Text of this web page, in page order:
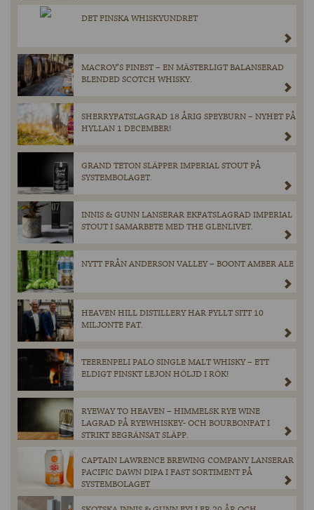
DET FINSKA WHISKYUNDRET
MACROY’S FINEST – EN MÄSTERLIGT BALANSERAD
BLENDED SCOTCH WHISKY.
SHERRYFATSLAGRAD 18 ÅRIG SPEYBURN – NYHET PÅ
HYLLAN 1 DECEMBER!
GRAND TETON SLÄPPER IMPERIAL STOUT PÅ
SYSTEMBOLAGET.
INNIS & GUNN LANSERAR EKFATSLAGRAD IMPERIAL
STOUT I SAMARBETE MED THE GLENLIVET.
NYTT FRÅN ANDERSON VALLEY – BOONT AMBER ALE
HEAVEN HILL DISTILLERY HAR FYLLT SITT 10
MILJONTE FAT.
TEERENPELI PALO SINGLE MALT WHISKY – ETT
ELDIGT FINSKT LEJON HÖLJD I RÖK!
RYEWAY TO HEAVEN – HIMMELSK RYE WINE
LAGRAD PÅ RYEWHISKEY- OCH BOURBONFAT I
STRIKT BEGRÄNSAT SLÄPP.
CAPTAIN LAWRENCE BREWING COMPANY LANSERAR
PACIFIC DAWN DIPA I FAST SORTIMENT PÅ
SYSTEMBOLAGET